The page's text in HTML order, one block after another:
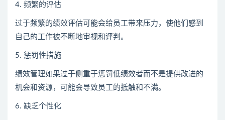
4. 频繁的评估
过于频繁的绩效评估可能会给员工带来压力，使他们感到
自己的工作被不断地审视和评判。
5. 惩罚性措施
绩效管理如果过于侧重于惩罚低绩效者而不是提供改进的
机会和资源，可能会导致员工的抵触和不满。
6. 缺乏个性化